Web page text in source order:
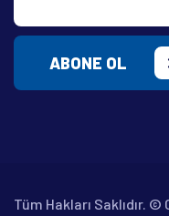
ABONE OL
Tüm Hakları Saklıdır.